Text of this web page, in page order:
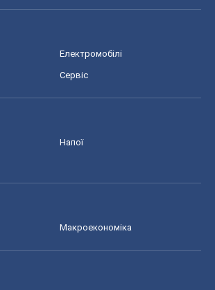
Електромобілі
Сервіс
Напої
Макроекономіка